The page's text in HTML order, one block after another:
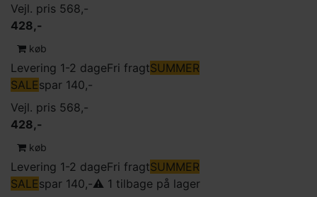
Vejl. pris 568,-
428,-
køb
Levering 1-2 dageFri fragtSUMMER
SALEspar 140,-
Vejl. pris 568,-
428,-
køb
Levering 1-2 dageFri fragtSUMMER
SALEspar 140,-⚠️ 1 tilbage på lager